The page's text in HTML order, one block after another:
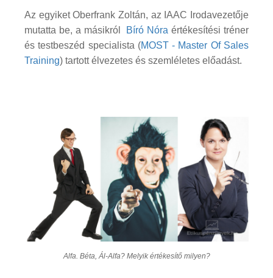
Az egyiket Oberfrank Zoltán, az IAAC Irodavezetője
mutatta be, a másikról Bíró Nóra értékesítési tréner
és testbeszéd specialista (MOST - Master Of Sales
Training) tartott élvezetes és szemléletes előadást.
Alfa. Béta, Ál-Alfa? Melyik értékesítő milyen?